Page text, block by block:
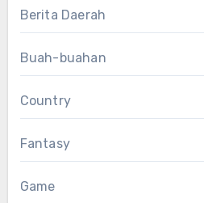
Berita Daerah
Buah-buahan
Country
Fantasy
Game